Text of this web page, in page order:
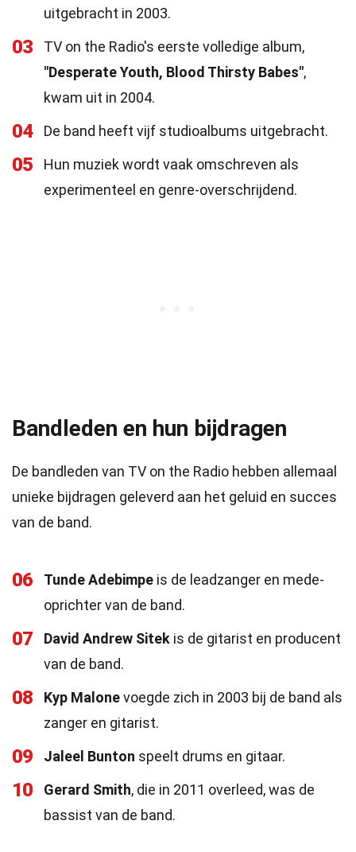
uitgebracht in 2003.
03
TV on the Radio's eerste volledige album,
"Desperate Youth, Blood Thirsty Babes",
kwam uit in 2004.
04 De band heeft vijf studioalbums uitgebracht.
05
Hun muziek wordt vaak omschreven als
experimenteel en genre-overschrijdend.
Bandleden en hun bijdragen
De bandleden van TV on the Radio hebben allemaal
unieke bijdragen geleverd aan het geluid en succes
van de band.
06 Tunde Adebimpe is de leadzanger en mede-
oprichter van de band.
07 David Andrew Sitek is de gitarist en producent
van de band.
08 Kyp Malonevoegde zich in 2003 bij de band als
zanger en gitarist.
09 Jaleel Bunton speelt drums en gitaar.
10 Gerard Smith, die in 2011 overleed, was de
bassist van de band.